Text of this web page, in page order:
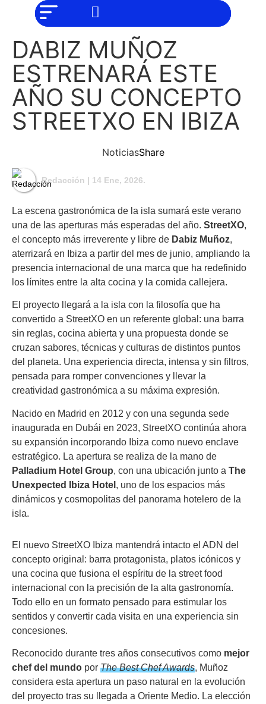
Tendencias
Entrevistas
Foodie
Cultura
Mix
Del
Mes
Música
PERO IGUAL
PODEMOS
AYUDAR
DABIZ MUÑOZ
ESTRENARÁ ESTE
AÑO SU CONCEPTO
STREETXO EN IBIZA
NoticiasShare
Redacción | 14 Ene, 2026.
La escena gastronómica de la isla sumará este verano
una de las aperturas más esperadas del año. StreetXO,
el concepto más irreverente y libre de Dabiz Muñoz,
aterrizará en Ibiza a partir del mes de junio, ampliando la
presencia internacional de una marca que ha redefinido
los límites entre la alta cocina y la comida callejera.
El proyecto llegará a la isla con la filosofía que ha
convertido a StreetXO en un referente global: una barra
sin reglas, cocina abierta y una propuesta donde se
cruzan sabores, técnicas y culturas de distintos puntos
del planeta. Una experiencia directa, intensa y sin filtros,
pensada para romper convenciones y llevar la
creatividad gastronómica a su máxima expresión.
Nacido en Madrid en 2012 y con una segunda sede
inaugurada en Dubái en 2023, StreetXO continúa ahora
su expansión incorporando Ibiza como nuevo enclave
estratégico. La apertura se realiza de la mano de
Palladium Hotel Group, con una ubicación junto a The
Unexpected Ibiza Hotel , uno de los espacios más
dinámicos y cosmopolitas del panorama hotelero de la
isla.
El nuevo StreetXO Ibiza mantendrá intacto el ADN del
concepto original: barra protagonista, platos icónicos y
una cocina que fusiona el espíritu de la street food
internacional con la precisión de la alta gastronomía.
Todo ello en un formato pensado para estimular los
sentidos y convertir cada visita en una experiencia sin
concesiones.
Reconocido durante tres años consecutivos como mejor
chef del mundo por The Best Chef Awards, Muñoz
considera esta apertura un paso natural en la evolución
del proyecto tras su llegada a Oriente Medio. La elección